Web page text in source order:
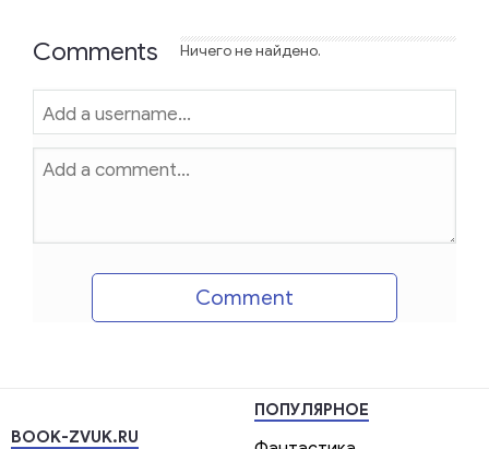
Comments Ничего не найдено.
Comment
BOOK-ZVUK.RU
ПОПУЛЯРНОЕ